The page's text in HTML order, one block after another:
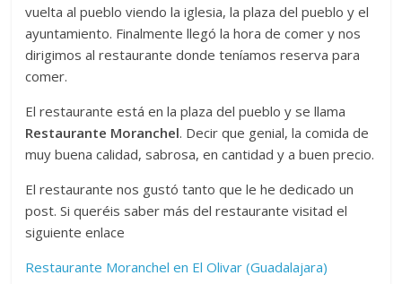
vuelta al pueblo viendo la iglesia, la plaza del pueblo y el
ayuntamiento. Finalmente llegó la hora de comer y nos
dirigimos al restaurante donde teníamos reserva para
comer.
El restaurante está en la plaza del pueblo y se llama
Restaurante Moranchel. Decir que genial, la comida de
muy buena calidad, sabrosa, en cantidad y a buen precio.
El restaurante nos gustó tanto que le he dedicado un
post. Si queréis saber más del restaurante visitad el
siguiente enlace
Restaurante Moranchel en El Olivar (Guadalajara)